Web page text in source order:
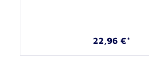
22,96 €*